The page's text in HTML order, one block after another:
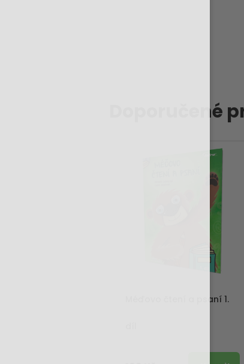
Doporučené
Méďovo čtení a psaní 1.